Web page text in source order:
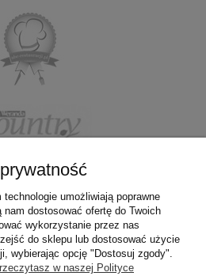
ZAKUPY
POMOC
umożliwiają poprawne
nam dostosować ofertę do Twoich
wykorzystanie przez nas
do sklepu lub dostosować użycie
wybierając opcję "Dostosuj zgody".
w naszej Polityce